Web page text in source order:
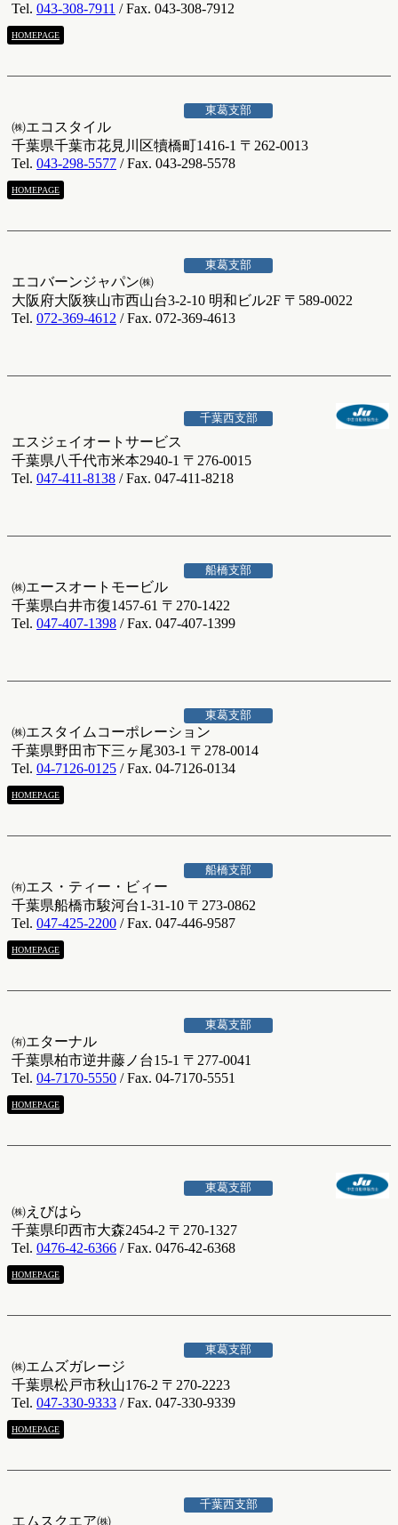
Tel. 043-308-7911 / Fax. 043-308-7912
HOMEPAGE
東葛支部
㈱エコスタイル
千葉県千葉市花見川区犢橋町1416-1 〒262-0013
Tel. 043-298-5577 / Fax. 043-298-5578
HOMEPAGE
東葛支部
エコバーンジャパン㈱
大阪府大阪狭山市西山台3-2-10 明和ビル2F 〒589-0022
Tel. 072-369-4612 / Fax. 072-369-4613
千葉西支部
エスジェイオートサービス
千葉県八千代市米本2940-1 〒276-0015
Tel. 047-411-8138 / Fax. 047-411-8218
船橋支部
㈱エースオートモービル
千葉県白井市復1457-61 〒270-1422
Tel. 047-407-1398 / Fax. 047-407-1399
東葛支部
㈱エスタイムコーポレーション
千葉県野田市下三ヶ尾303-1 〒278-0014
Tel. 04-7126-0125 / Fax. 04-7126-0134
HOMEPAGE
船橋支部
㈲エス・ティー・ビィー
千葉県船橋市駿河台1-31-10 〒273-0862
Tel. 047-425-2200 / Fax. 047-446-9587
HOMEPAGE
東葛支部
㈲エターナル
千葉県柏市逆井藤ノ台15-1 〒277-0041
Tel. 04-7170-5550 / Fax. 04-7170-5551
HOMEPAGE
東葛支部
㈱えびはら
千葉県印西市大森2454-2 〒270-1327
Tel. 0476-42-6366 / Fax. 0476-42-6368
HOMEPAGE
東葛支部
㈱エムズガレージ
千葉県松戸市秋山176-2 〒270-2223
Tel. 047-330-9333 / Fax. 047-330-9339
HOMEPAGE
千葉西支部
エムスクエア㈱